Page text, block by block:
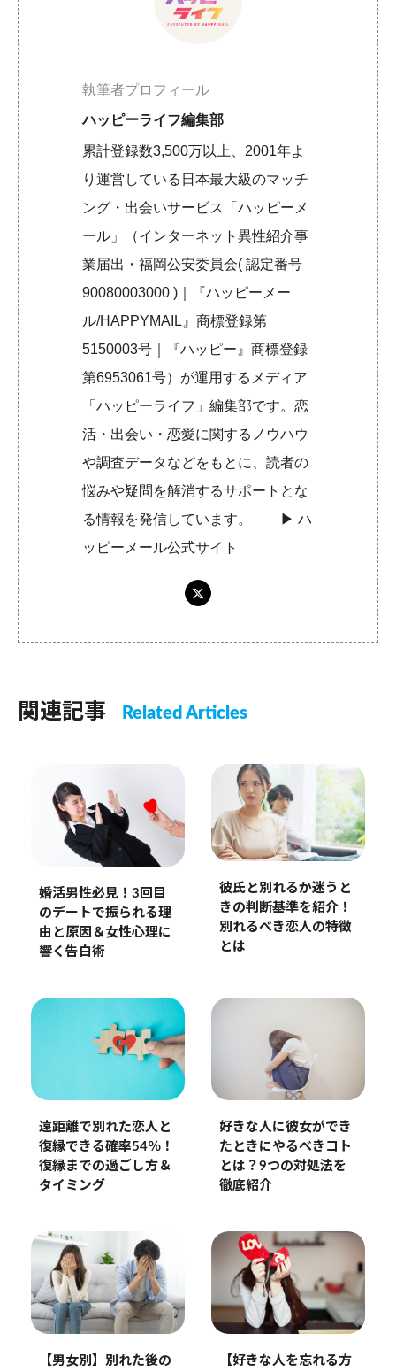
執筆者プロフィール
ハッピーライフ編集部
累計登録数3,500万以上、2001年よ
り運営している日本最大級のマッチ
ング・出会いサービス「ハッピーメ
ール」（インターネット異性紹介事
業届出・福岡公安委員会( 認定番号
90080003000 )｜『ハッピーメー
ル/HAPPYMAIL』商標登録第
5150003号｜『ハッピー』商標登録
第6953061号）が運用するメディア
「ハッピーライフ」編集部です。恋
活・出会い・恋愛に関するノウハウ
や調査データなどをもとに、読者の
悩みや疑問を解消するサポートとな
る情報を発信しています。 ▶︎ハ
ッピーメール公式サイト
関連記事 Related Articles
婚活男性必見！3回目
のデートで振られる理
由と原因＆女性心理に
響く告白術
彼氏と別れるか迷うと
きの判断基準を紹介！
別れるべき恋人の特徴
とは
遠距離で別れた恋人と
復縁できる確率54％！
復縁までの過ごし方＆
タイミング
好きな人に彼女ができ
たときにやるべきコト
とは？9つの対処法を
徹底紹介
【男女別】別れた後の
【好きな人を忘れる方